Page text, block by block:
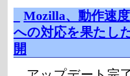
Mozilla、動作速
への対応を果たし
開